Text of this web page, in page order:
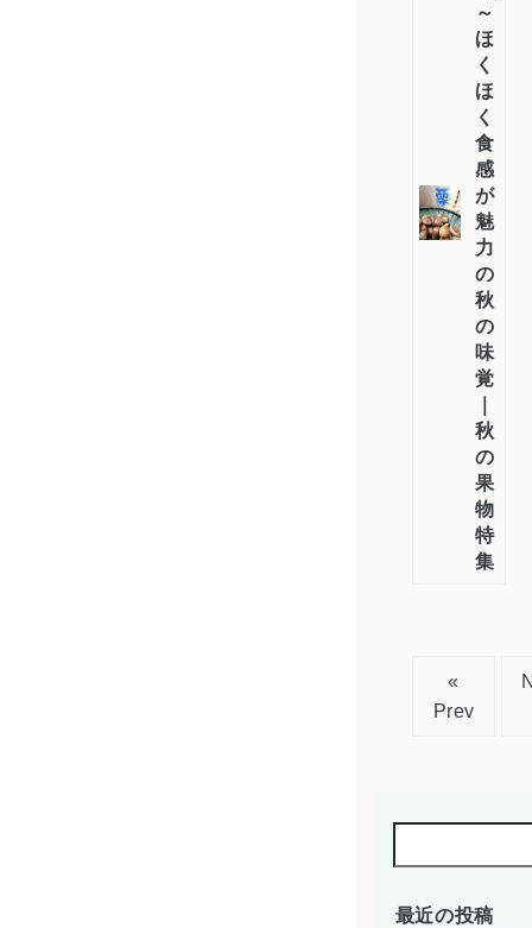
～
ほ
く
ほ
く
食
感
が
魅
力
の
秋
の
味
覚
秋
の
果
物
特
集
«
Prev
最近の投稿